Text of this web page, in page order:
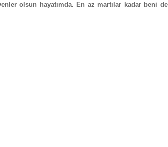
olsun hayatımda. En az martılar kadar beni de